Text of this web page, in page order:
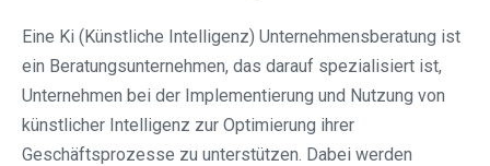
Eine Ki (Künstliche Intelligenz) Unternehmensberatung ist
ein Beratungsunternehmen, das darauf spezialisiert ist,
Unternehmen bei der Implementierung und Nutzung von
künstlicher Intelligenz zur Optimierung ihrer
Geschäftsprozesse zu unterstützen. Dabei werden